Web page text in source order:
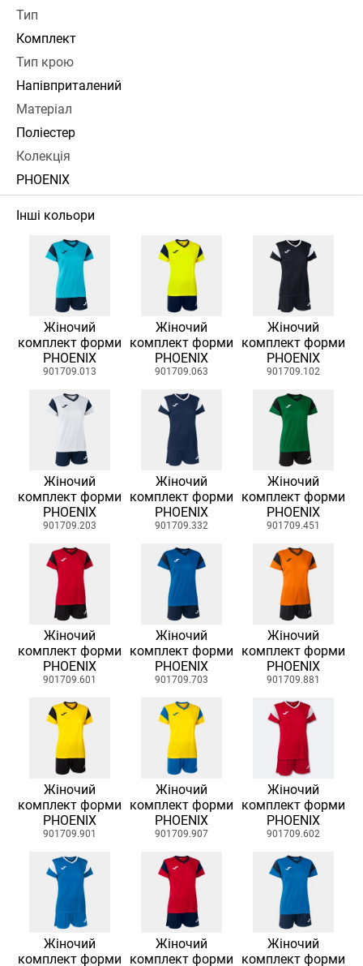
Тип
Комплект
Тип крою
Напівприталений
Матеріал
Поліестер
Колекція
PHOENIX
Інші кольори
Жіночий
комплект форми
PHOENIX
901709.013
Жіночий
комплект форми
PHOENIX
901709.063
Жіночий
комплект форми
PHOENIX
901709.102
Жіночий
комплект форми
PHOENIX
901709.203
Жіночий
комплект форми
PHOENIX
901709.332
Жіночий
комплект форми
PHOENIX
901709.451
Жіночий
комплект форми
PHOENIX
901709.601
Жіночий
комплект форми
PHOENIX
901709.703
Жіночий
комплект форми
PHOENIX
901709.881
Жіночий
комплект форми
PHOENIX
901709.901
Жіночий
комплект форми
PHOENIX
901709.907
Жіночий
комплект форми
PHOENIX
901709.602
Жіночий
комплект форми
Жіночий
комплект форми
Жіночий
комплект форми